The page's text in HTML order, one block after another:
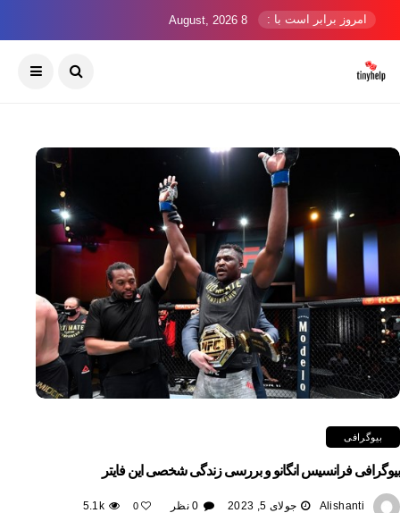
امروز برابر است با : 8 August, 2026
بیوگرافی
بیوگرافی فرانسیس انگانو و بررسی زندگی شخصی این فایتر
Alishanti جولای 5, 2023 0 نظر 0
5.1k